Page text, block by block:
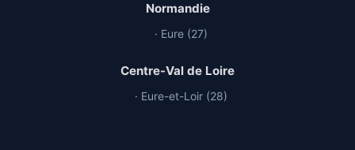
Normandie
· Eure (27)
Centre-Val de Loire
· Eure-et-Loir (28)